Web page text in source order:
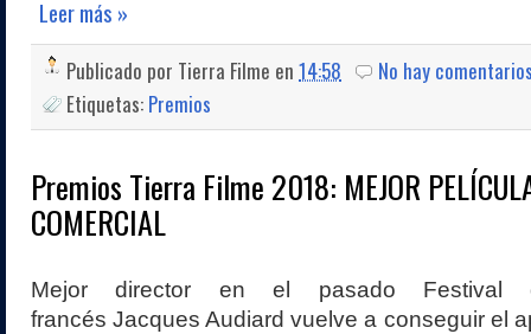
Leer más »
Publicado por Tierra Filme en 14:58
No hay
Etiquetas: Premios
Premios Tierra Filme 2018: MEJOR
COMERCIAL
Mejor director en el pasado Festival
francés Jacques Audiard vuelve a conseguir el